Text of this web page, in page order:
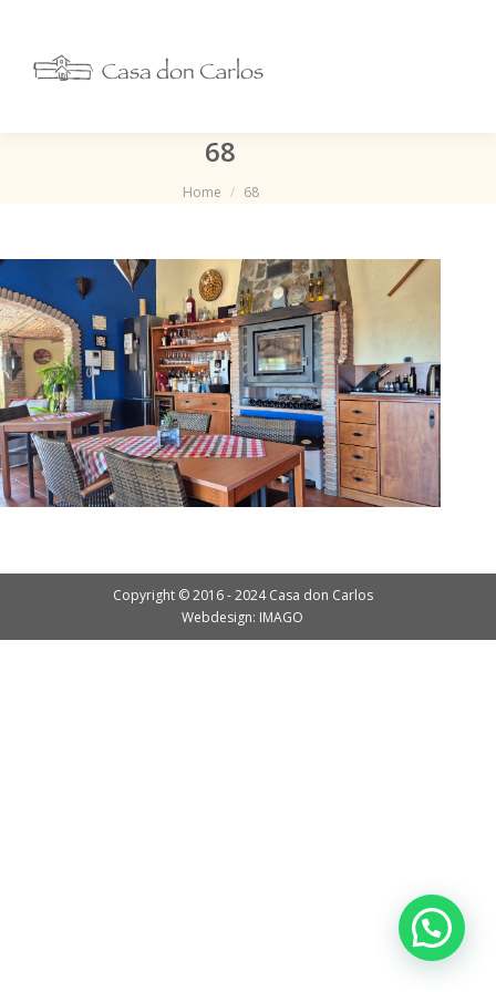
68
Je bent hier:
Home 68
Copyright © 2016 - 2024 Casa don Carlos
Webdesign: IMAGO